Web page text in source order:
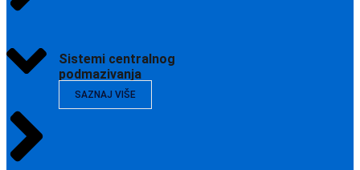
Sistemi centralnog
podmazivanja
SAZNAJ VIŠE